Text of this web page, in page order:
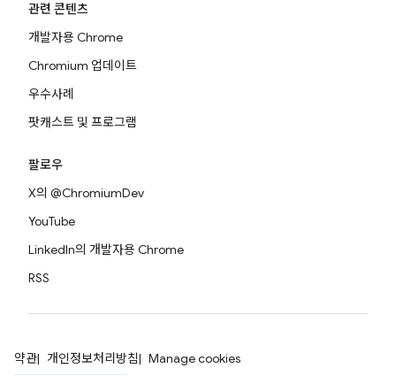
관련 콘텐츠
개발자용 Chrome
Chromium 업데이트
우수사례
팟캐스트 및 프로그램
팔로우
X의 @ChromiumDev
YouTube
LinkedIn의 개발자용 Chrome
RSS
약관 개인정보처리방침 Manage cookies